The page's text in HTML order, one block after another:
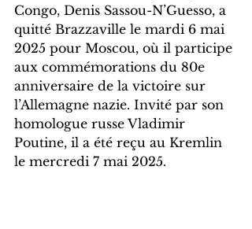
Congo, Denis Sassou-N’Guesso, a
quitté Brazzaville le mardi 6 mai
2025 pour Moscou, où il participe
aux commémorations du 80e
anniversaire de la victoire sur
l’Allemagne nazie. Invité par son
homologue russe Vladimir
Poutine, il a été reçu au Kremlin
le mercredi 7 mai 2025.